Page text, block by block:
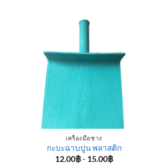
เครื่องมือช่าง
กะบะฉาบปูน พลาสติก
12.00฿- 15.00฿